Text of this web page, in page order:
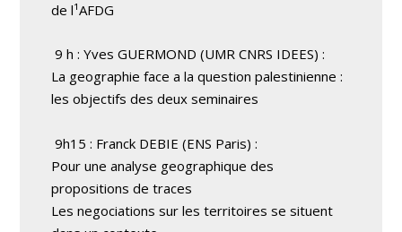
de l¹AFDG
9 h : Yves GUERMOND (UMR CNRS IDEES) :
La geographie face a la question palestinienne :
les objectifs des deux seminaires
9h15 : Franck DEBIE (ENS Paris) :
Pour une analyse geographique des
propositions de traces
Les negociations sur les territoires se situent